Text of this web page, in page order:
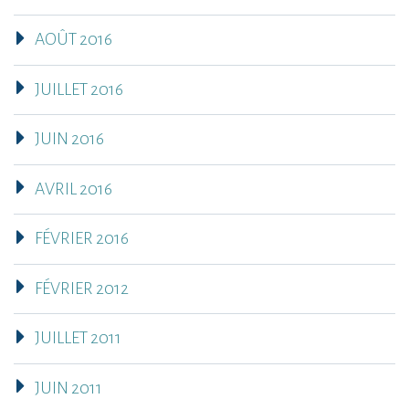
AOÛT 2016
JUILLET 2016
JUIN 2016
AVRIL 2016
FÉVRIER 2016
FÉVRIER 2012
JUILLET 2011
JUIN 2011